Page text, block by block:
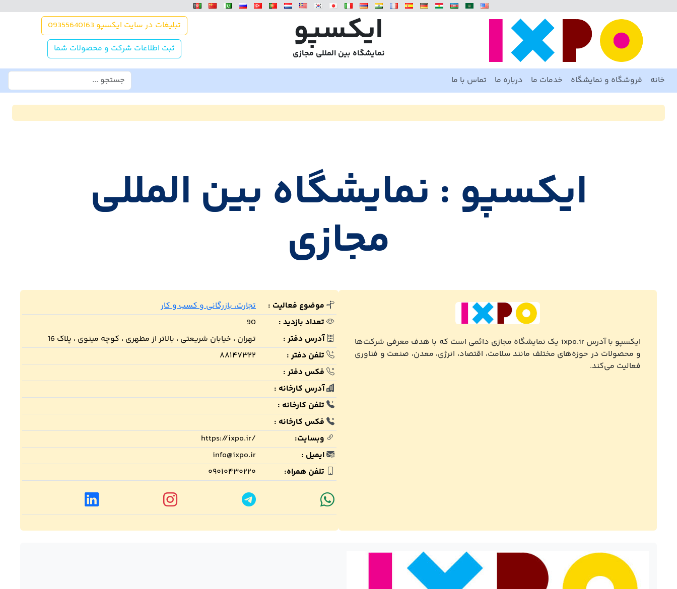
ایکسپو
نمایشگاه بین المللی مجازی
تبلیغات در سایت ایکسپو 09355640163
ثبت اطلاعات شرکت و محصولات شما
خانه فروشگاه و نمایشگاه خدمات ما درباره ما تماس با ما
ایکسپو : نمایشگاه بین المللی
مجازی
ایکسپو با آدرس ixpo.ir یک نمایشگاه مجازی دائمی است که با هدف معرفی شرکت‌ها
و محصولات در حوزه‌های مختلف مانند سلامت، اقتصاد، انرژی، معدن، صنعت و فناوری
فعالیت می‌کند.
موضوع فعالیت :
تجارت، بازرگانی و کسب و کار
تعداد بازدید :
90
آدرس دفتر :
تهران ، خیابان شریعتی ، بالاتر از مطهری ، کوچه مینوی ، پلاک 16
تلفن دفتر :
۸۸۱۴۷۳۲۲
فکس دفتر :
آدرس کارخانه :
تلفن کارخانه :
فکس کارخانه :
وبسایت:
https://ixpo.ir/
ایمیل :
info@ixpo.ir
تلفن همراه:
۰۹۰۱۰۴۳۰۲۲۰